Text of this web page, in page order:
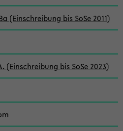
(Einschreibung bis SoSe 2011)
bis SoSe 2023)